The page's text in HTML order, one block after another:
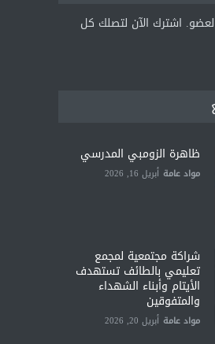
اشترك الآن لتصلك كل
ظاهرة الزومبي المدرسي
مواد عامة أبريل 16, 2026
شراكة مجتمعية لمجمع
تعليمي بالطائف تستهدف
الأيتام وأبناء الشهداء
والمتفوقين
مواد عامة أبريل 20, 2026